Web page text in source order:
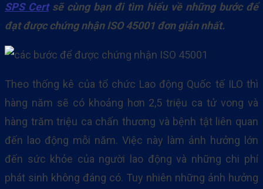
SPS Certsẽ cùng bạn đi tìm hiểu về những bước để
đạt được chứng nhận ISO 45001 đơn giản nhất.
Theo thống kê của tổ chức Lao động Quốc tế ILO thì
hàng năm sẽ có khoảng hơn 2,5 triệu ca tử vong và
hàng trăm triệu ca chấn thương và bệnh tật liên quan
đến lao động mỗi năm. Việc này làm ảnh hưởng lớn
đến sức khỏe của người lao động và những chi phí
phát sinh không đáng có. Tuy nhiên những ảnh hưởng